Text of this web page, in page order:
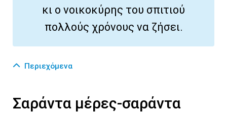
κι ο νοικοκύρης του σπιτιού
πολλούς χρόνους να ζήσει.
Περιεχόμενα
Σαράντα μέρες-σαράντα